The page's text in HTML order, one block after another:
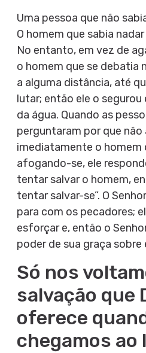
Uma pessoa que não
O homem que sabia
No entanto, em vez de
o homem que se debatia
a alguma distância, até
lutar; então ele o
da água. Quando as
perguntaram por que não
imediatamente o homem
afogando-se, ele
tentar salvar o homem,
tentar salvar-se”. O
para com os pecadores;
esforçar e, então o
poder de sua graça sobre
Só nos
salvação que
oferece
chegamos ao